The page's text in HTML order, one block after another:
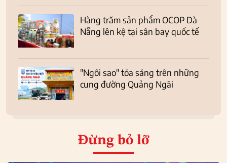
Hàng trăm sản phẩm OCOP Đà
Nẵng lên kệ tại sân bay quốc tế
"Ngôi sao" tỏa sáng trên những
cung đường Quảng Ngãi
Đừng bỏ lỡ